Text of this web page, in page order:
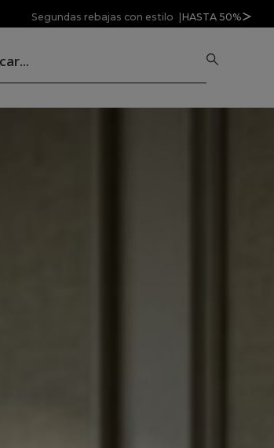
Segundas rebajas con estilo |HASTA 50%